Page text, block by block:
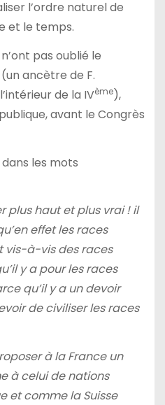
l’ordre naturel de
et le temps.
pas oublié le
ancètre de F.
de la IVème),
avant le Congrès
les mots
plus haut et plus vrai ! il
effet les races
vis-à-vis des races
y a pour les races
qu’il y a un devoir
de civiliser les races
à la France un
à celui de nations
et comme la Suisse